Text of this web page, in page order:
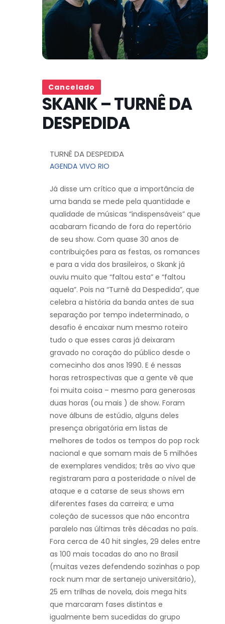
Cancelado
SKANK – TURNÊ DA
DESPEDIDA
TURNÊ DA DESPEDIDA
AGENDA VIVO RIO
Já disse um crítico que a importância de
uma banda se mede pela quantidade e
qualidade de músicas “indispensáveis” que
acabaram ficando de fora do repertório
de seu show. Com quase 30 anos de
contribuições para as festas, os romances
e para a vida dos brasileiros, o Skank já
ouviu muito que “faltou esta” e “faltou
aquela”. Pois na “Turnê da Despedida”, que
celebra a história da banda antes de sua
separação por tempo indeterminado, o
desafio é encaixar num mesmo roteiro
tudo o que esses caras já deixaram
gravado no coração do público desde o
comecinho dos anos 1990. E é nessas
horas retrospectivas que a gente vê que
foi muita coisa – mesmo para generosas
duas horas (ou mais ) de show. Foram
nove álbuns de estúdio, alguns deles
presença obrigatória em listas de
melhores de todos os tempos do pop rock
nacional e que somam mais de 5 milhões
de exemplares vendidos; três ao vivo que
registraram para a posteridade o nível de
ataque e a catarse de seus shows em
diferentes fases da carreira; e uma
coleção de sucessos que não encontra
paralelo nas últimas três décadas no país.
Fora cerca de 40 hit singles, 29 deles entre
as 100 mais tocadas do ano no Brasil
(muitas vezes defendendo sozinhas o pop
rock num mar de sertanejo universitário),
25 em trilhas de novela, dois mega hits
que marcaram fases distintas e
igualmente bem sucedidas do grupo